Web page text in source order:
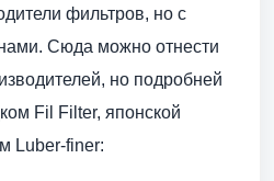
фильтров, но с
Сюда можно отнести
но подробней
Fil Filter, японской
Luber-finer: